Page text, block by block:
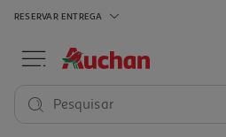
RESERVAR ENTREGA
Pesquisar